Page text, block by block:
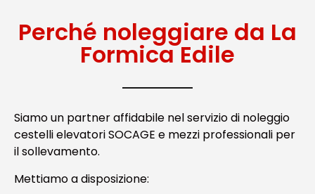
Perché noleggiare da La
Formica Edile
Siamo un partner affidabile nel servizio di noleggio
cestelli elevatori SOCAGE e mezzi professionali per
il sollevamento.
Mettiamo a disposizione: